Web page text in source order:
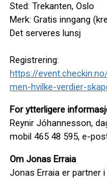
Sted: Trekanten, Oslo
Merk: Gratis inngang
Det serveres lunsj
Registrering:
https://
men-hvilke-verdier-
For ytterligere
Reynir Jóhannesson,
mobil 465 48 595, e-
Om Jonas Erraia
Jonas Erraia er partner